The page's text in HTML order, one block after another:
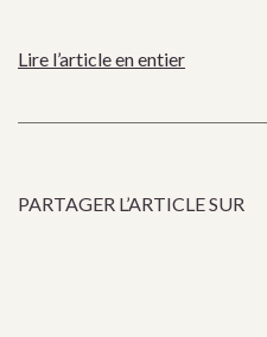
Lire l’article en entier
PARTAGER L’ARTICLE SUR